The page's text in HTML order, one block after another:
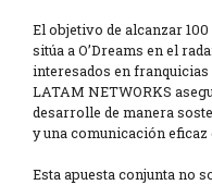
El objetivo de alcanzar
sitúa a O’Dreams en el
interesados en
LATAM NETWORKS
desarrolle de manera
y una comunicación eficaz
Esta apuesta conjunta no